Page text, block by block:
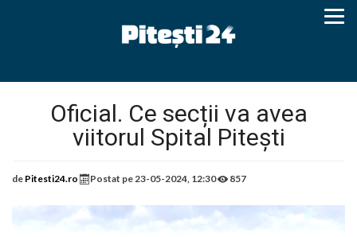
Oficial. Ce secții va avea
viitorul Spital Pitești
de Pitesti24.ro Postat pe23-05-2024, 12:30 857